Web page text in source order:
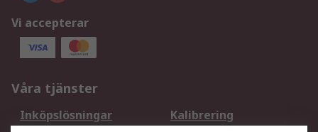
Vi accepterar
Våra tjänster
Inköpslösningar
Kalibrering